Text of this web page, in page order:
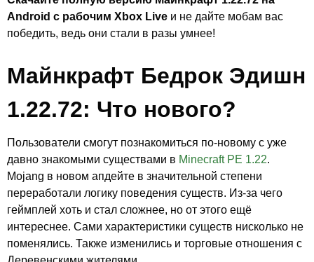
Android с рабочим Xbox Liveи не дайте мобам вас
победить, ведь они стали в разы умнее!
Майнкрафт Бедрок Эдишн
1.22.72: Что нового?
Пользователи смогут познакомиться по-новому с уже
давно знакомыми существами в Minecraft PE 1.22.
Mojang в новом апдейте в значительной степени
переработали логику поведения существ. Из-за чего
геймплей хоть и стал сложнее, но от этого ещё
интереснее. Сами характеристики существ нисколько не
поменялись. Также изменились и торговые отношения с